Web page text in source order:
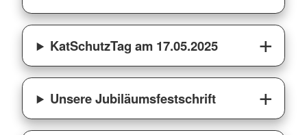
KatSchutzTag am 17.05.2025
Unsere Jubiläumsfestschrift